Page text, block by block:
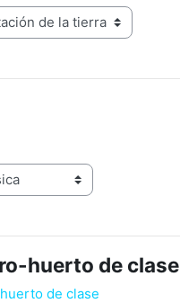
huerto de clase
de clase